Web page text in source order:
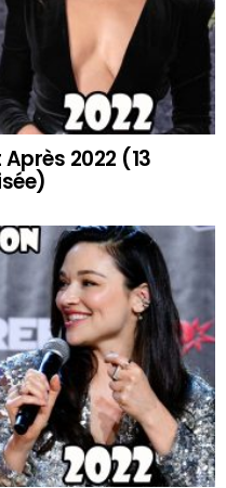
2022 (13